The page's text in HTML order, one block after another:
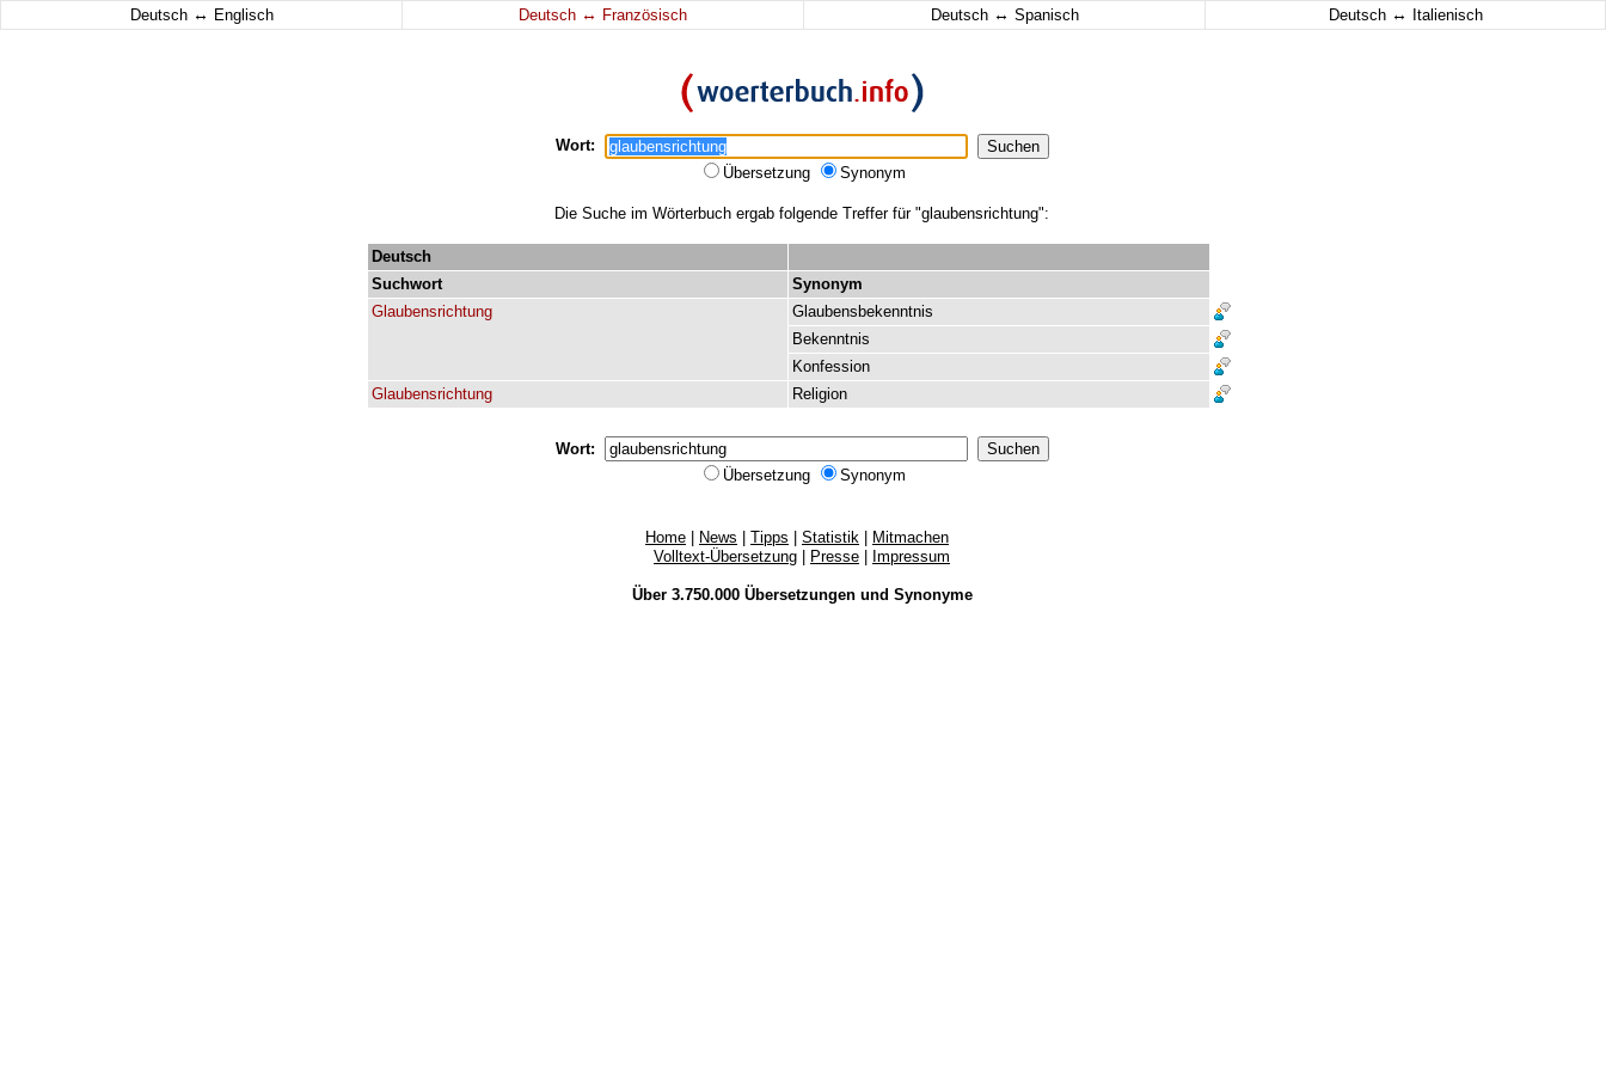
Deutsch ↔ Englisch Deutsch ↔ Französisch Deutsch ↔ Spanisch Deutsch ↔ Italienisch
Wort:
Übersetzung
Synonym
Die Suche im Wörterbuch ergab folgende Treffer für "glaubensrichtung":
Deutsch
Suchwort
Synonym
Glaubensrichtung
Glaubensbekenntnis
Bekenntnis
Konfession
Glaubensrichtung
Religion
Wort:
Übersetzung
Synonym
Home News Tipps Statistik
Mitmachen
Volltext-Übersetzung
Presse Impressum
Über 3.750.000 Übersetzungenund Synonyme